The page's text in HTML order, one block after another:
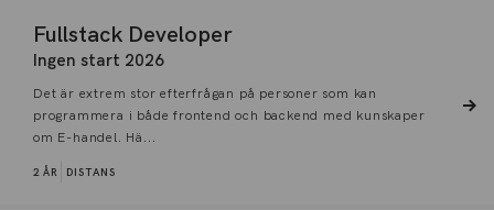
Fullstack Developer
Ingen start 2026
Det är extrem stor efterfrågan på personer som kan
programmera i både frontend och backend med kunskaper
om E-handel. Hä...
2 ÅR DISTANS